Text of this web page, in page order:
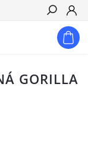
Hledat
GORILLA